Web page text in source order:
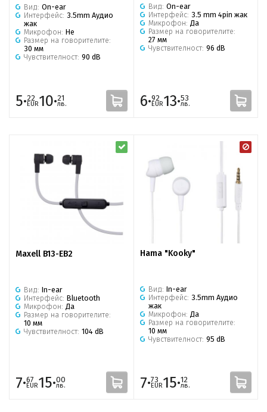
Вид: On-ear
Интерфейс: 3.5mm Аудио
жак
Микрофон: Не
Размер на говорителите:
30 мм
Чувствителност: 90 dB
5·22
EUR10·21
лв.
Вид: On-ear
Интерфейс: 3.5 mm 4pin жак
Микрофон: Да
Размер на говорителите:
27 мм
Чувствителност: 96 dB
6·92
EUR13·53
лв.
Maxell B13-EB2
Вид: In-ear
Интерфейс: Bluetooth
Микрофон: Да
Размер на говорителите:
10 мм
Чувствителност: 104 dB
7·67
EUR15·00
лв.
Hama "Kooky"
Вид: In-ear
Интерфейс: 3.5mm Аудио
жак
Микрофон: Да
Размер на говорителите:
10 мм
Чувствителност: 95 dB
7·73
EUR15·12
лв.